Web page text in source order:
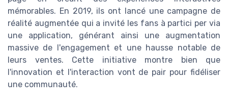
mémorables. En 2019, ils ont lancé une campagne de
réalité augmentée qui a invité les fans à partici per via
une application, générant ainsi une augmentation
massive de l'engagement et une hausse notable de
leurs ventes. Cette initiative montre bien que
l'innovation et l'interaction vont de pair pour fidéliser
une communauté.